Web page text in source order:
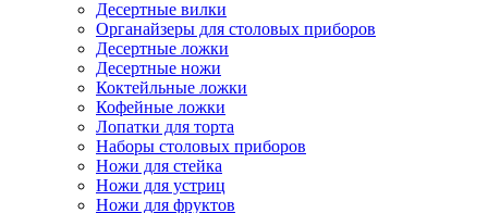
Десертные вилки
Органайзеры для столовых приборов
Десертные ложки
Десертные ножи
Коктейльные ложки
Кофейные ложки
Лопатки для торта
Наборы столовых приборов
Ножи для стейка
Ножи для устриц
Ножи для фруктов